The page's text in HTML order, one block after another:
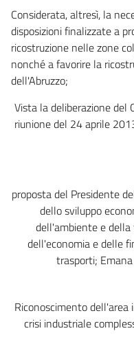
Considerata, altresì, la
disposizioni finalizzate a
ricostruzione nelle zone
nonché a favorire la
dell'Abruzzo;
Vista la deliberazione del
riunione del 24 aprile
proposta del Presidente
dello sviluppo
dell'ambiente e
dell'economia e delle
trasporti;
Riconoscimento dell'area
crisi industriale